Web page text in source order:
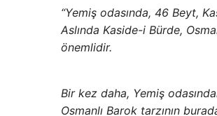
“Yemiş odasında, 46 Beyt,
Aslında Kaside-i Bürde,
önemlidir.
Bir kez daha, Yemiş
Osmanlı Barok tarzının